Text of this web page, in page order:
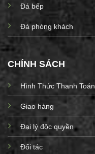
Đá bếp
Đá phòng khách
CHÍNH SÁCH
Hình Thức Thanh Toán
Giao hàng
Đại lý độc quyền
Đối tác